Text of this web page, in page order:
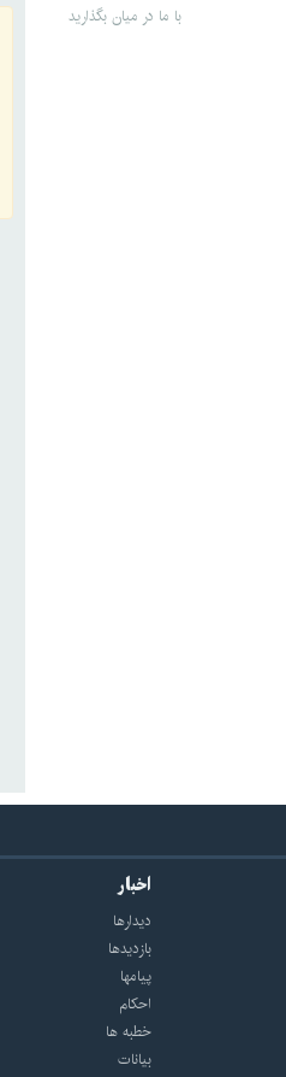
با ما در میان بگذارید
اخبار
دیدارها
بازديدها
پيامها
احكام
خطبه ها
بیانات